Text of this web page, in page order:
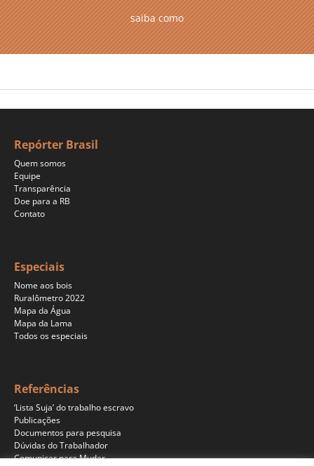
saiba como
Repórter Brasil
Quem somos
Equipe
Transparência
Doe para a RB
Contato
Especiais
Nome aos bois
Ruralômetro 2022
Mapa da Água
Mapa da Lama
Todos os especiais
Referências
‘Lista Suja’ do trabalho escravo
Publicações
Documentos para pesquisa
Dúvidas do Trabalhador
Comunicar para Mudar